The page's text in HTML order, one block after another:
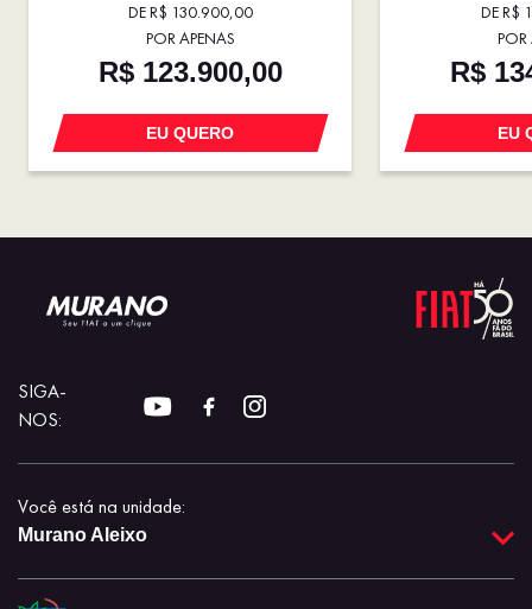
DE R$ 130.900,00
POR APENAS
R$ 123.900,00
EU QUERO
DE R$
POR
R$
EU
SIGA-
NOS:
Você está na unidade:
Murano Aleixo